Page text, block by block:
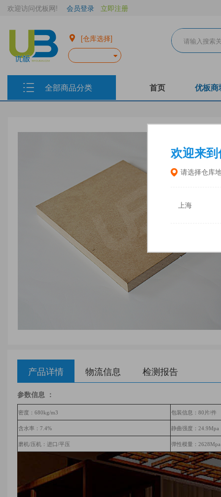
欢迎来到
请选择仓库
上海
欢迎访问优板网! 会员登录 立即注册
[仓库选择]
全部商品分类 首页 优板商
产品详情 物流信息 检测报告
参数信息 ：
密度：680kg/m3 包装信息： 80片/件
含水率： 7.4% 静曲强度： 24.9Mpa
磨机/压机：进口/平压 弹性模量： 2628Mpa